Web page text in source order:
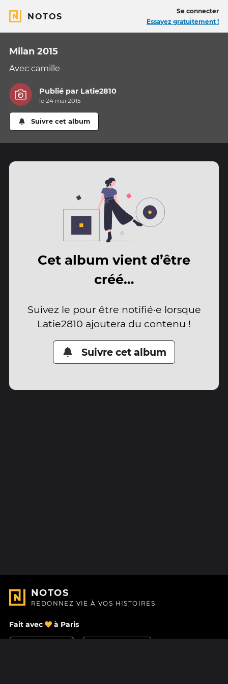
NOTOS
Se connecter
Essayez gratuitement !
Milan 2015
Avec camille
Publié par Latie2810
le 24 mai 2015
Suivre cet album
Cet album vient d’être
créé…
Suivez le pour être notifié·e lorsque
Latie2810 ajoutera du contenu !
Suivre cet album
NOTOS
REDONNEZ VIE À VOS HISTOIRES
Fait avec à Paris